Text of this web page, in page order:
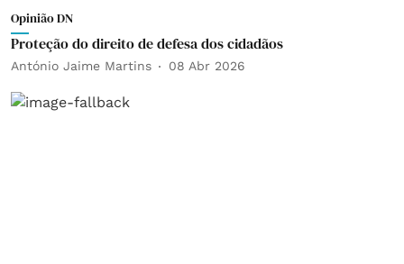
Opinião DN
Proteção do direito de defesa dos cidadãos
António Jaime Martins 08 Abr 2026